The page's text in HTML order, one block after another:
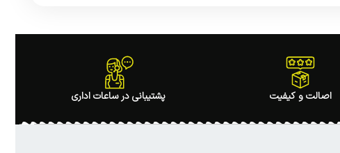
اصالت و کیفیت پشتیبانی در ساعات اداری